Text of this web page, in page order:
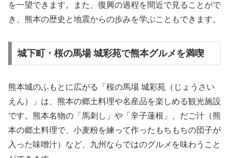
を一望できます。また、復興の過程を間近で見ることがで
き、熊本の歴史と地震からの歩みを学ぶこともできます。
城下町・桜の馬場 城彩苑で熊本グルメを満喫
熊本城のふもとに広がる「桜の馬場 城彩苑（じょうさい
えん）」は、熊本の郷土料理や名産品を楽しめる観光施設
です。熊本名物の「馬刺し」や「辛子蓮根」、だご汁（熊
本の郷土料理で、小麦粉を練って作ったもちもちの団子が
入った味噌汁）など、九州ならではのグルメを味わうこと